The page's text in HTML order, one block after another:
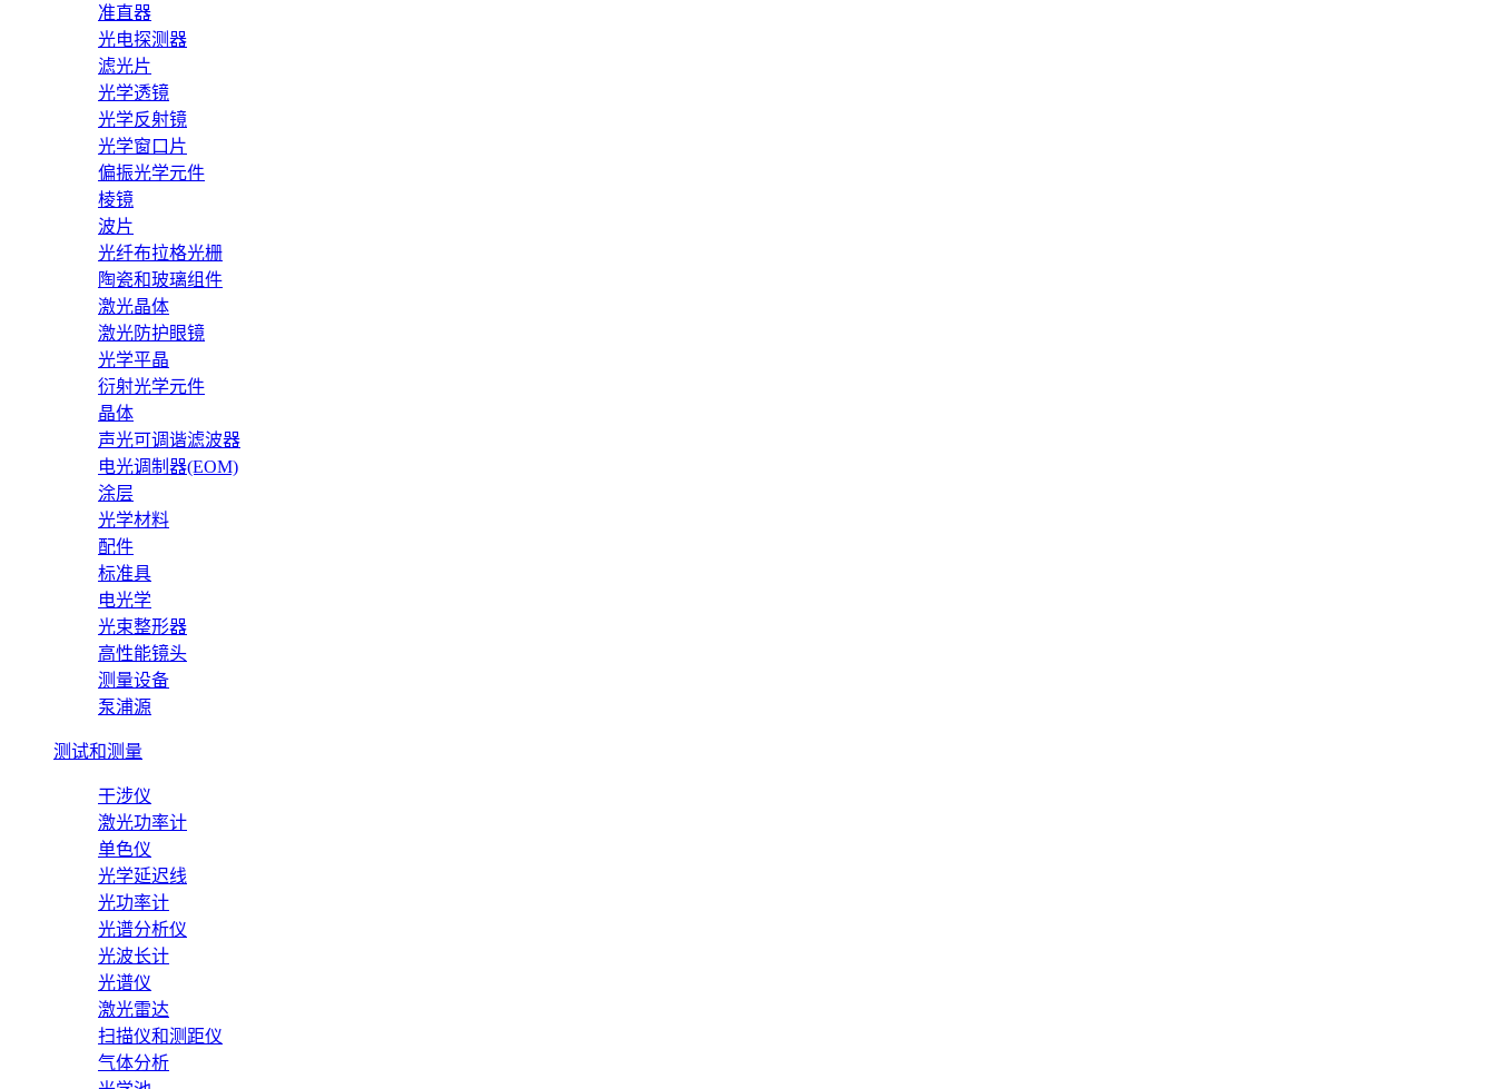
准直器
光电探测器
滤光片
光学透镜
光学反射镜
光学窗口片
偏振光学元件
棱镜
波片
光纤布拉格光栅
陶瓷和玻璃组件
激光晶体
激光防护眼镜
光学平晶
衍射光学元件
晶体
声光可调谐滤波器
电光调制器(EOM)
涂层
光学材料
配件
标准具
电光学
光束整形器
高性能镜头
测量设备
泵浦源
测试和测量
干涉仪
激光功率计
单色仪
光学延迟线
光功率计
光谱分析仪
光波长计
光谱仪
激光雷达
扫描仪和测距仪
气体分析